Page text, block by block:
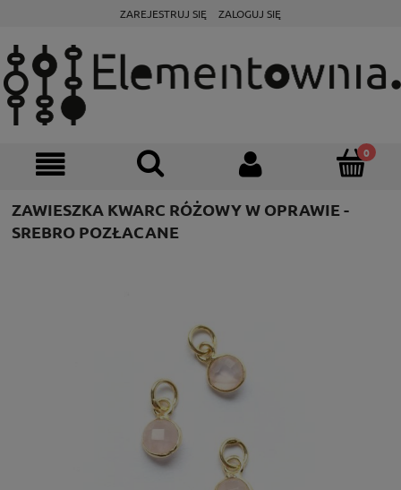
ZAREJESTRUJ SIĘ ZALOGUJ SIĘ
ZAWIESZKA KWARC RÓŻOWY W OPRAWIE -
SREBRO POZŁACANE